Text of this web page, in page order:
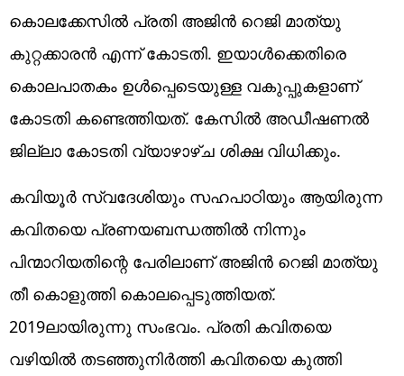
കൊലക്കേസിൽ പ്രതി അജിൻ റെജി മാത്യു
കുറ്റക്കാരൻ എന്ന് കോടതി. ഇയാൾക്കെതിരെ
കൊലപാതകം ഉൾപ്പെടെയുള്ള വകുപ്പുകളാണ്
കോടതി കണ്ടെത്തിയത്. കേസിൽ അഡീഷണൽ
ജില്ലാ കോടതി വ്യാഴാഴ്ച ശിക്ഷ വിധിക്കും.
കവിയൂർ സ്വദേശിയും സഹപാഠിയും ആയിരുന്ന
കവിതയെ പ്രണയബന്ധത്തിൽ നിന്നും
പിന്മാറിയതിന്റെ പേരിലാണ് അജിൻ റെജി മാത്യു
തീ കൊളുത്തി കൊലപ്പെടുത്തിയത്.
2019ലായിരുന്നു സംഭവം. പ്രതി കവിതയെ
വഴിയിൽ തടഞ്ഞുനിർത്തി കവിതയെ കുത്തി